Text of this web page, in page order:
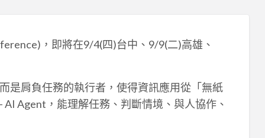
，即將在9/4(四)台中、9/9(二)高雄、
是肩負任務的執行者，使得資訊應用從「無紙
Agent，能理解任務、判斷情境、與人協作、